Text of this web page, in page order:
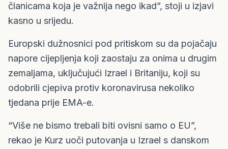
članicama koja je važnija nego ikad”, stoji u izjavi
kasno u srijedu.
Europski dužnosnici pod pritiskom su da pojačaju
napore cijepljenja koji zaostaju za onima u drugim
zemaljama, uključujući Izrael i Britaniju, koji su
odobrili cjepiva protiv koronavirusa nekoliko
tjedana prije EMA-e.
“Više ne bismo trebali biti ovisni samo o EU”,
rekao je Kurz uoči putovanja u Izrael s danskom